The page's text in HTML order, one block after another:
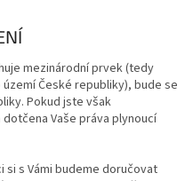
mezinárodní prvek (tedy
České republiky), bude se
Pokud jste však
Vaše práva plynoucí
si s Vámi budeme doručovat